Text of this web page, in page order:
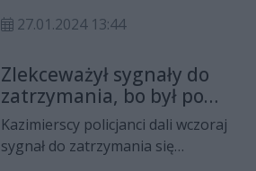
mieszczące się w Kazimierzy
krytej pływalni „Wodny Raj”.
27.01.2024 13:44
Zlekceważył sygnały do
zatrzymania, bo był po
narkotykach
Kazimierscy policjanci dali wczoraj
sygnał do zatrzymania się